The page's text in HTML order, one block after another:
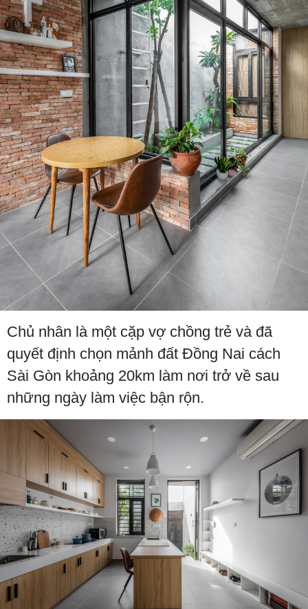
Chủ nhân là một cặp vợ chồng trẻ và đã
quyết định chọn mảnh đất Đồng Nai cách
Sài Gòn khoảng 20km làm nơi trở về sau
những ngày làm việc bận rộn.